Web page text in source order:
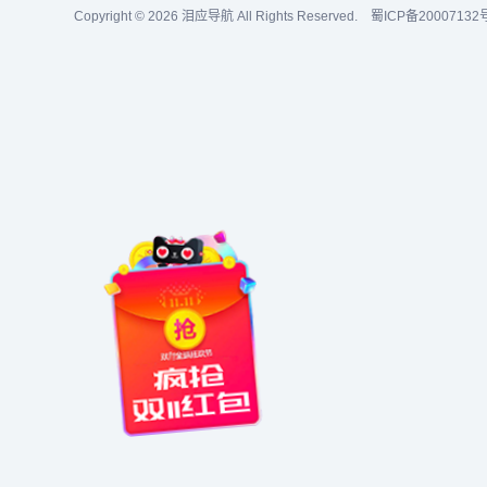
Copyright © 2026 泪应导航 All Rights Reserved. 蜀ICP备20007132